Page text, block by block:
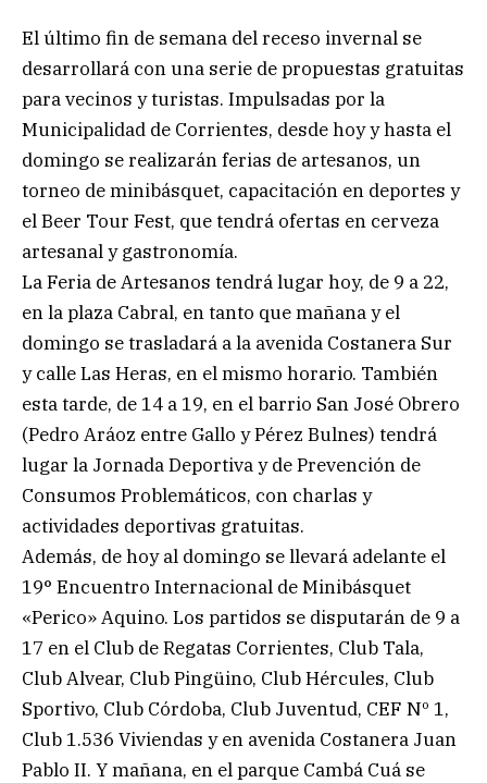
El último fin de semana del receso invernal se
desarrollará con una serie de propuestas gratuitas
para vecinos y turistas. Impulsadas por la
Municipalidad de Corrientes, desde hoy y hasta el
domingo se realizarán ferias de artesanos, un
torneo de minibásquet, capacitación en deportes y
el Beer Tour Fest, que tendrá ofertas en cerveza
artesanal y gastronomía.
La Feria de Artesanos tendrá lugar hoy, de 9 a 22,
en la plaza Cabral, en tanto que mañana y el
domingo se trasladará a la avenida Costanera Sur
y calle Las Heras, en el mismo horario. También
esta tarde, de 14 a 19, en el barrio San José Obrero
(Pedro Aráoz entre Gallo y Pérez Bulnes) tendrá
lugar la Jornada Deportiva y de Prevención de
Consumos Problemáticos, con charlas y
actividades deportivas gratuitas.
Además, de hoy al domingo se llevará adelante el
19° Encuentro Internacional de Minibásquet
«Perico» Aquino. Los partidos se disputarán de 9 a
17 en el Club de Regatas Corrientes, Club Tala,
Club Alvear, Club Pingüino, Club Hércules, Club
Sportivo, Club Córdoba, Club Juventud, CEF Nº 1,
Club 1.536 Viviendas y en avenida Costanera Juan
Pablo II. Y mañana, en el parque Cambá Cuá se